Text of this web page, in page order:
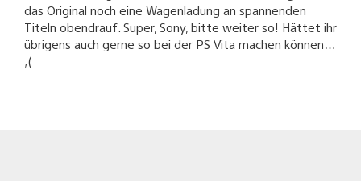
das Original noch eine Wagenladung an spannenden
Titeln obendrauf. Super, Sony, bitte weiter so! Hättet ihr
übrigens auch gerne so bei der PS Vita machen können…
;(